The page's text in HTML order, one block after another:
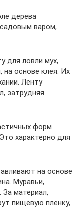
дерева
варом,
для ловли мух,
основе клея. Их
Ленту
затрудняя
форм
характерно для
на основе
Муравьи,
материал,
пищевую пленку,